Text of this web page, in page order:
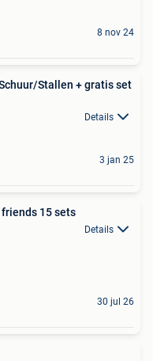
8 nov 24
Stallen + gratis set
Details
3 jan 25
Groot lot lego friends 15 sets
Details
30 jul 26